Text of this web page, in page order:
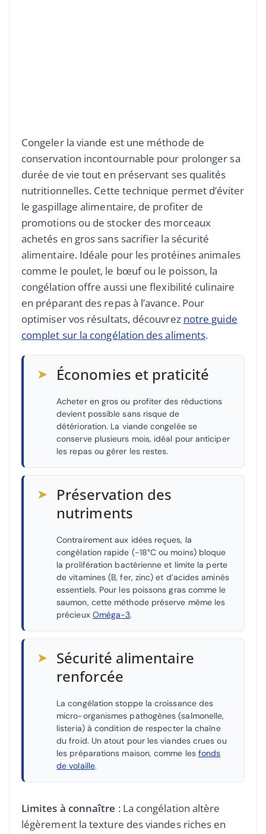
Congeler la viande est une méthode de
conservation incontournable pour prolonger sa
durée de vie tout en préservant ses qualités
nutritionnelles. Cette technique permet d’éviter
le gaspillage alimentaire, de profiter de
promotions ou de stocker des morceaux
achetés en gros sans sacrifier la sécurité
alimentaire. Idéale pour les protéines animales
comme le poulet, le bœuf ou le poisson, la
congélation offre aussi une flexibilité culinaire
en préparant des repas à l’avance. Pour
optimiser vos résultats, découvrez notre guide
complet sur la congélation des aliments.
➤ Économies et praticité
Acheter en gros ou profiter des réductions
devient possible sans risque de
détérioration. La viande congelée se
conserve plusieurs mois, idéal pour anticiper
les repas ou gérer les restes.
➤ Préservation des
nutriments
Contrairement aux idées reçues, la
congélation rapide (-18°C ou moins) bloque
la prolifération bactérienne et limite la perte
de vitamines (B, fer, zinc) et d’acides aminés
essentiels. Pour les poissons gras comme le
saumon, cette méthode préserve même les
précieux Oméga-3.
➤ Sécurité alimentaire
renforcée
La congélation stoppe la croissance des
micro-organismes pathogènes (salmonelle,
listeria) à condition de respecter la chaîne
du froid. Un atout pour les viandes crues ou
les préparations maison, comme les fonds
de volaille.
Limites à connaître : La congélation altère
légèrement la texture des viandes riches en